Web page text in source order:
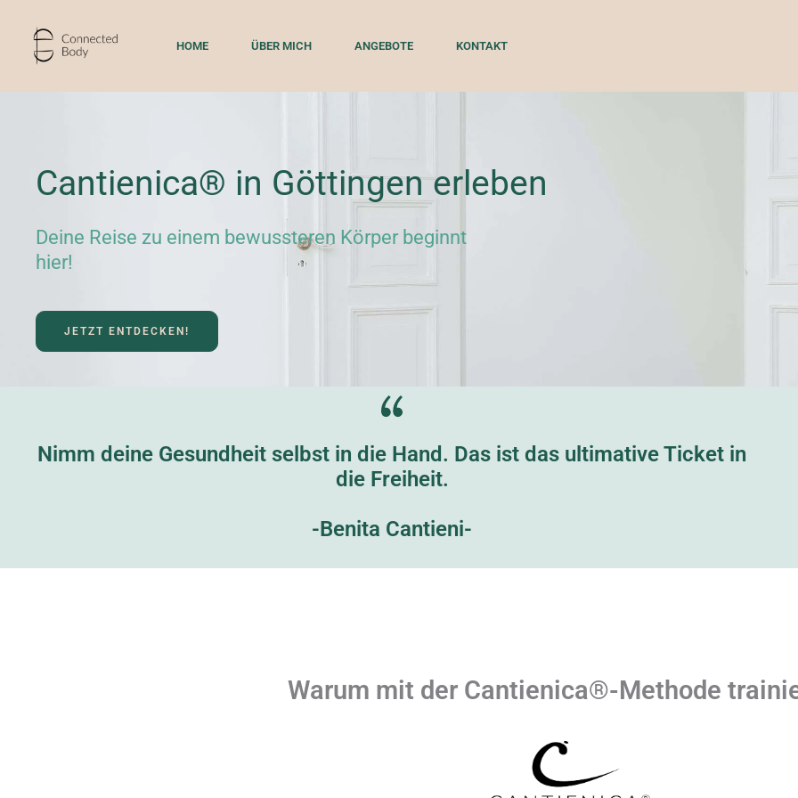
content
HOME ÜBER MICH ANGEBOTE KONTAKT
Cantienica® in Göttingen erleben
Deine Reise zu einem bewussteren Körper beginnt
hier!
JETZT ENTDECKEN!
Nimm deine Gesundheit selbst in die Hand. Das ist das ultimative Ticket in
die Freiheit.
-Benita Cantieni-
Warum mit der Cantienica®-Methode